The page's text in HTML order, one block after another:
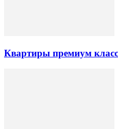
Квартиры премиум